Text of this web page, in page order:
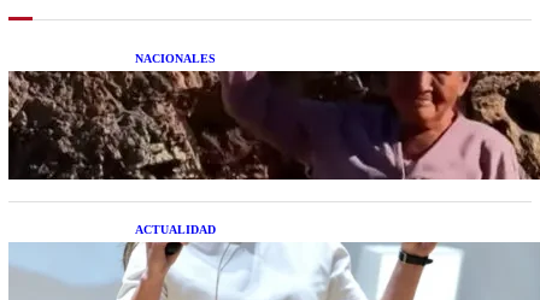
NACIONALES
Una mujer asegura haber peleado con un
extraterrestre cuerpo a cuerpo
ACTUALIDAD
La startup creada por una salteña que busca
resolver el estrés financiero en Latinoamérica